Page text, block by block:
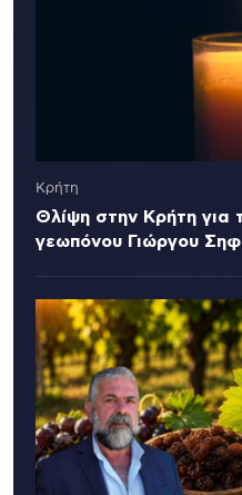
Κρήτη
Θλίψη στην Κρήτη για
γεωπόνου Γιώργου